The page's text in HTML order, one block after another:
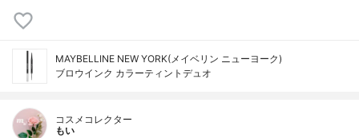
MAYBELLINE NEW YORK(メイベリン ニューヨーク)
ブロウインク カラーティントデュオ
コスメコレクター
もい